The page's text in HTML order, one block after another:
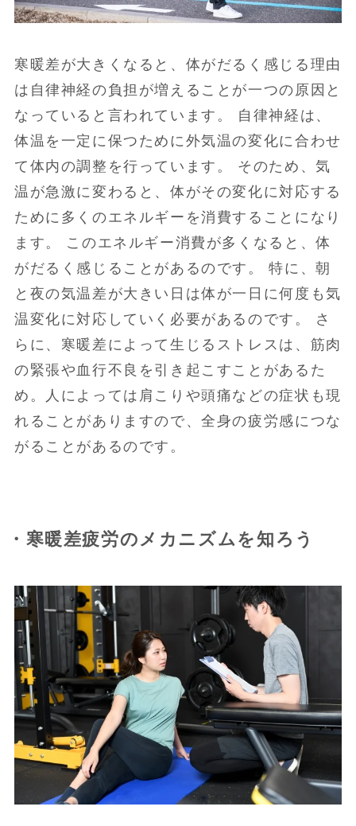
寒暖差が大きくなると、体がだるく感じる理由
は自律神経の負担が増えることが一つの原因と
なっていると言われています。 自律神経は、
体温を一定に保つために外気温の変化に合わせ
て体内の調整を行っています。 そのため、気
温が急激に変わると、体がその変化に対応する
ために多くのエネルギーを消費することになり
ます。 このエネルギー消費が多くなると、体
がだるく感じることがあるのです。 特に、朝
と夜の気温差が大きい日は体が一日に何度も気
温変化に対応していく必要があるのです。 さ
らに、寒暖差によって生じるストレスは、筋肉
の緊張や血行不良を引き起こすことがあるた
め。人によっては肩こりや頭痛などの症状も現
れることがありますので、全身の疲労感につな
がることがあるのです。
・寒暖差疲労のメカニズムを知ろう